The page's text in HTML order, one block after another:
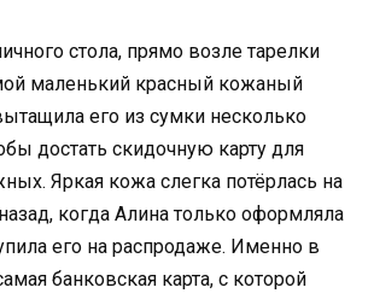
стола, прямо возле тарелки
маленький красный кожаный
его из сумки несколько
достать скидочную карту для
Яркая кожа слегка потёрлась на
когда Алина только оформляла
его на распродаже. Именно в
банковская карта, с которой